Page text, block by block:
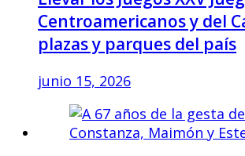
Centroamericanos y del
plazas y parques del país
junio 15, 2026